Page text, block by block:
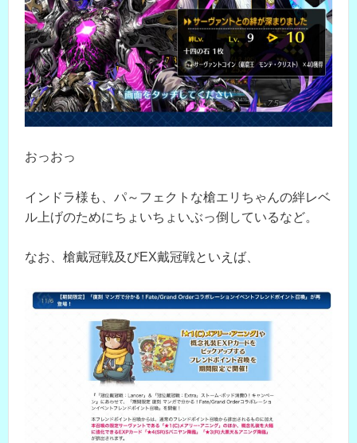
おっおっ
インドラ様も、パ～フェクトな槍エリちゃんの絆レベ
ル上げのためにちょいちょいぶっ倒しているなど。
なお、槍戴冠戦及びEX戴冠戦といえば、